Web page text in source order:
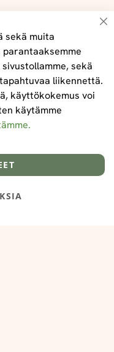
Toimitus- ja maksuehdot
sekä muita
sekä
liikennettä.
käyttökokemus voi
käytämme